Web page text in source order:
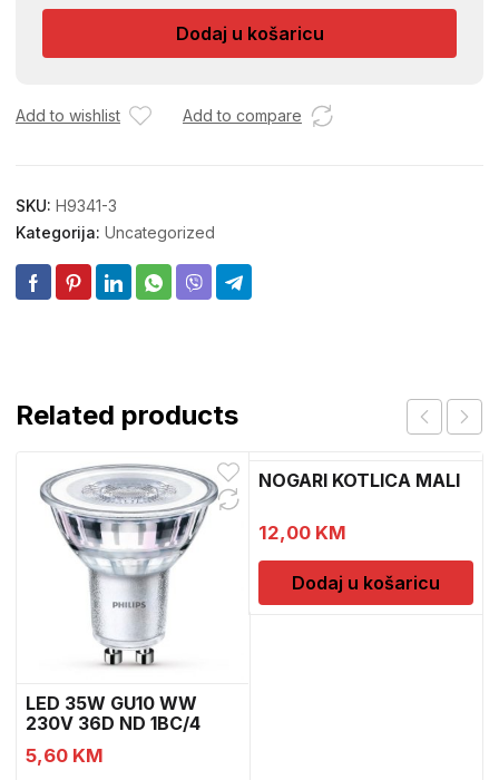
TANKA
količina
Dodaj u košaricu
Add to wishlist Add to compare
SKU: H9341-3
Kategorija: Uncategorized
Related products
LED 35W GU10 WW
230V 36D ND 1BC/4
5,60 KM
NOGARI KOTLICA MALI
12,00 KM
Dodaj u košaricu